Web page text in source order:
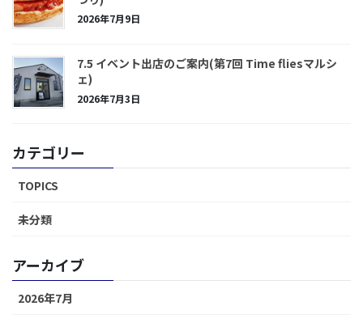
2026年7月9日
7.5 イベント出店のご案内(第7回 Time fliesマルシ
ェ)
2026年7月3日
カテゴリー
TOPICS
未分類
アーカイブ
2026年7月